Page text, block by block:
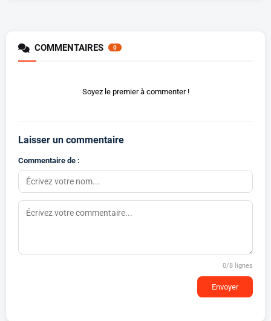
COMMENTAIRES 0
Soyez le premier à commenter !
Laisser un commentaire
Commentaire de :
0/8 lignes
Envoyer